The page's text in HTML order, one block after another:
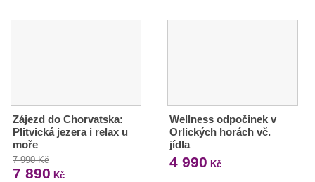
Zájezd do Chorvatska:
Plitvická jezera i relax u
moře
7 990 Kč
7 890 Kč
Wellness odpočinek v
Orlických horách vč.
jídla
4 990 Kč